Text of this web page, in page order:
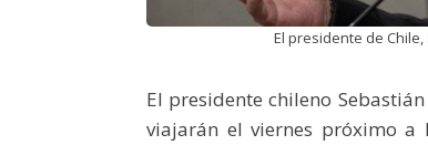
El presidente de
El presidente chileno
viajarán el viernes próximo